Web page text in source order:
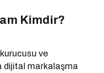
Kimdir?
ve
dijital markalaşma